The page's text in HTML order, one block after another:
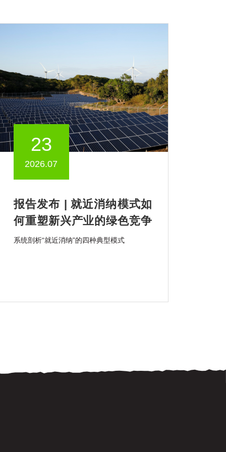
23
2026.07
报告发布 | 就近消纳模式如
何重塑新兴产业的绿色竞争
力？
系统剖析“就近消纳”的四种典型模式